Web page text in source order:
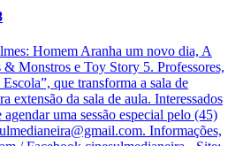
Homem Aranha um novo dia, A
Monstros e Toy Story 5. Professores,
que transforma a sala de
extensão da sala de aula. Interessados
uma sessão especial pelo (45)
Informações,